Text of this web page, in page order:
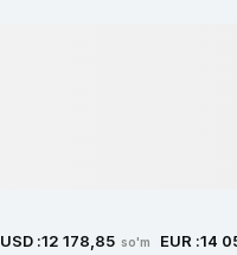
USD :12 178,85 so'm EUR :14